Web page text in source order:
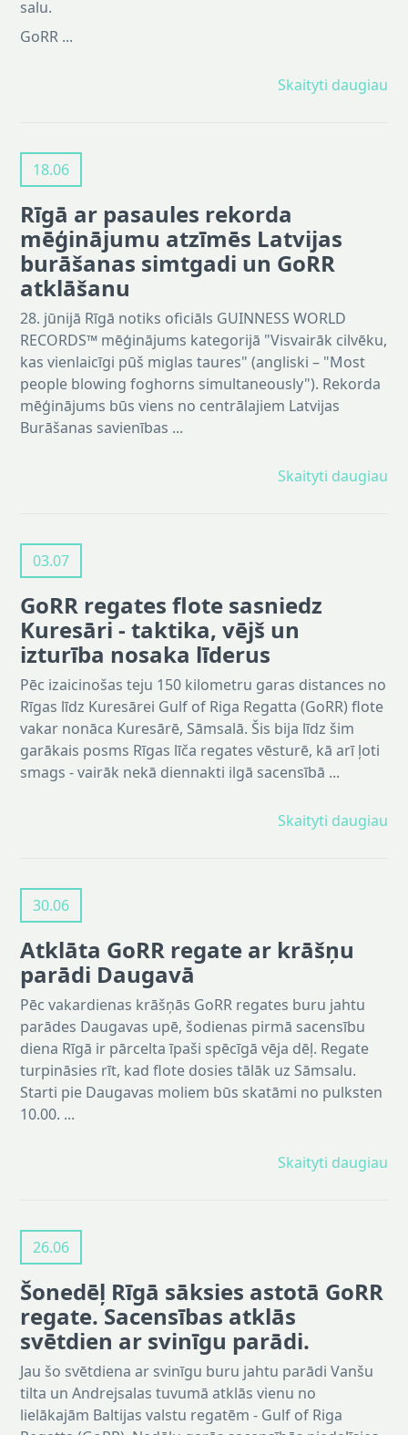
salu.
GoRR ...
Skaityti daugiau
18.06
Rīgā ar pasaules rekorda
mēģinājumu atzīmēs Latvijas
burāšanas simtgadi un GoRR
atklāšanu
28. jūnijā Rīgā notiks oficiāls GUINNESS WORLD
RECORDS™ mēģinājums kategorijā "Visvairāk cilvēku,
kas vienlaicīgi pūš miglas taures" (angliski – "Most
people blowing foghorns simultaneously"). Rekorda
mēģinājums būs viens no centrālajiem Latvijas
Burāšanas savienības ...
Skaityti daugiau
03.07
GoRR regates flote sasniedz
Kuresāri - taktika, vējš un
izturība nosaka līderus
Pēc izaicinošas teju 150 kilometru garas distances no
Rīgas līdz Kuresārei Gulf of Riga Regatta (GoRR) flote
vakar nonāca Kuresārē, Sāmsalā. Šis bija līdz šim
garākais posms Rīgas līča regates vēsturē, kā arī ļoti
smags - vairāk nekā diennakti ilgā sacensībā ...
Skaityti daugiau
30.06
Atklāta GoRR regate ar krāšņu
parādi Daugavā
Pēc vakardienas krāšņās GoRR regates buru jahtu
parādes Daugavas upē, šodienas pirmā sacensību
diena Rīgā ir pārcelta īpaši spēcīgā vēja dēļ. Regate
turpināsies rīt, kad flote dosies tālāk uz Sāmsalu.
Starti pie Daugavas moliem būs skatāmi no pulksten
10.00. ...
Skaityti daugiau
26.06
Šonedēļ Rīgā sāksies astotā GoRR
regate. Sacensības atklās
svētdien ar svinīgu parādi.
Jau šo svētdiena ar svinīgu buru jahtu parādi Vanšu
tilta un Andrejsalas tuvumā atklās vienu no
lielākajām Baltijas valstu regatēm - Gulf of Riga